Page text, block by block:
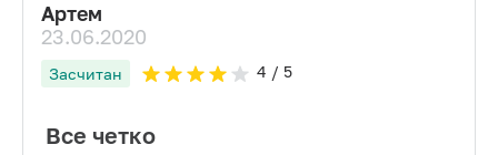
Артем
23.06.2020
Засчитан 4 / 5
Все четко